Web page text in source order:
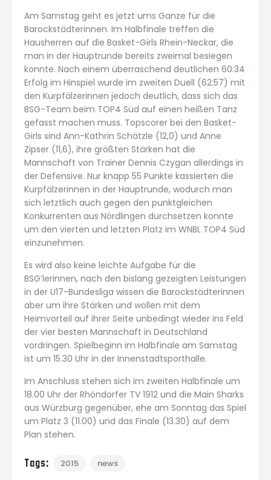
Am Samstag geht es jetzt ums Ganze für die
Barockstädterinnen. Im Halbfinale treffen die
Hausherren auf die Basket-Girls Rhein-Neckar, die
man in der Hauptrunde bereits zweimal besiegen
konnte. Nach einem überraschend deutlichen 60:34
Erfolg im Hinspiel wurde im zweiten Duell (62:57) mit
den Kurpfälzerinnen jedoch deutlich, dass sich das
BSG-Team beim TOP4 Süd auf einen heißen Tanz
gefasst machen muss. Topscorer bei den Basket-
Girls sind Ann-Kathrin Schätzle (12,0) und Anne
Zipser (11,6), ihre größten Stärken hat die
Mannschaft von Trainer Dennis Czygan allerdings in
der Defensive. Nur knapp 55 Punkte kassierten die
Kurpfälzerinnen in der Hauptrunde, wodurch man
sich letztlich auch gegen den punktgleichen
Konkurrenten aus Nördlingen durchsetzen konnte
um den vierten und letzten Platz im WNBL TOP4 Süd
einzunehmen.
Es wird also keine leichte Aufgabe für die
BSG’lerinnen, nach den bislang gezeigten Leistungen
in der U17-Bundesliga wissen die Barockstädterinnen
aber um ihre Stärken und wollen mit dem
Heimvorteil auf ihrer Seite unbedingt wieder ins Feld
der vier besten Mannschaft in Deutschland
vordringen. Spielbeginn im Halbfinale am Samstag
ist um 15.30 Uhr in der Innenstadtsporthalle.
Im Anschluss stehen sich im zweiten Halbfinale um
18.00 Uhr der Rhöndorfer TV 1912 und die Main Sharks
aus Würzburg gegenüber, ehe am Sonntag das Spiel
um Platz 3 (11.00) und das Finale (13.30) auf dem
Plan stehen.
Tags: 2015 news